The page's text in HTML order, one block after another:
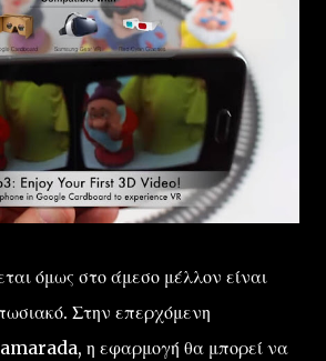
όμως στο άμεσο μέλλον είναι
Στην επερχόμενη
η εφαρμογή θα μπορεί να